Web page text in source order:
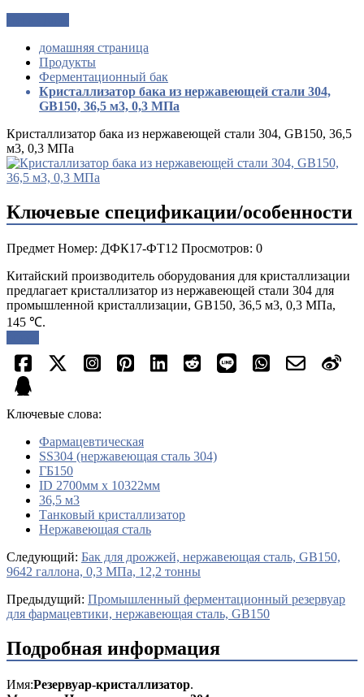
домашняя страница
Продукты
Ферментационный бак
Кристаллизатор бака из нержавеющей стали 304,
GB150, 36,5 м3, 0,3 МПа
Кристаллизатор бака из нержавеющей стали 304, GB150, 36,5
м3, 0,3 МПа
Ключевые спецификации/особенности
Предмет Номер: ДФК17-ФТ12 Просмотров: 0
Китайский производитель оборудования для кристаллизации
предлагает кристаллизатор из нержавеющей стали 304 для
промышленной кристаллизации, GB150, 36,5 м3, 0,3 МПа,
145 ℃.
Ключевые слова:
Фармацевтическая
SS304 (нержавеющая сталь 304)
ГБ150
ID 2700мм х 10322мм
36,5 м3
Танковый кристаллизатор
Нержавеющая сталь
Cледующий: Бак для дрожжей, нержавеющая сталь, GB150,
9642 галлона, 0,3 МПа, 12,2 тонны
Предыдущий: Промышленный ферментационный резервуар
для фармацевтики, нержавеющая сталь, GB150
Подробная информация
Имя:Резервуар-кристаллизатор.